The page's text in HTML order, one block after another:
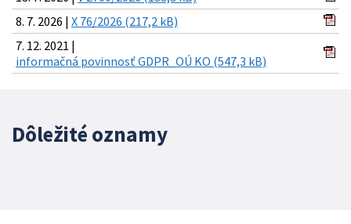
8. 7. 2026 | X 76/2026 (217,2 kB)
7. 12. 2021 |
informačná povinnosť GDPR_OÚ KO (547,3 kB)
Dôležité oznamy